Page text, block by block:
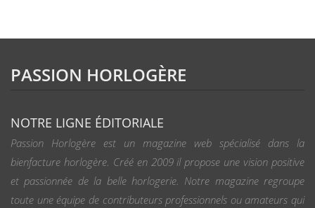
PASSION HORLOGÈRE
NOTRE LIGNE ÉDITORIALE
Passion Horlogère est un magazine web spécialisé dans la
bienfacture horlogère. Créé en 2009 il propose une vision positive
et passionnée de la belle horlogerie. Notre magazine regroupe
toute une équipe de contributeurs professionnels ou amateurs qui